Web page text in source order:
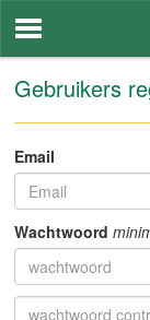
Gebruikers
Email
Wachtwoord